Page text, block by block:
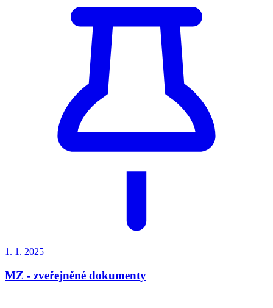
1. 1. 2025
MZ - zveřejněné dokumenty